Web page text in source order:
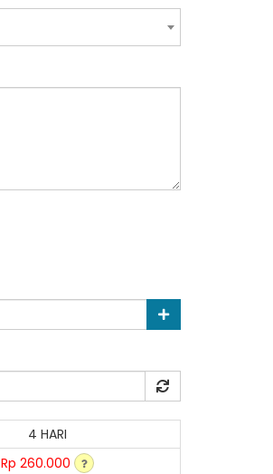
4 HARI
Rp 260.000